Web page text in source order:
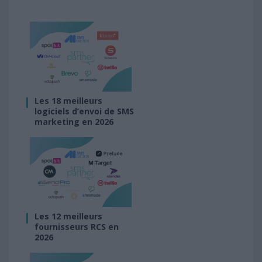
Les 18 meilleurs
logiciels d’envoi de SMS
marketing en 2026
Les 12 meilleurs
fournisseurs RCS en
2026